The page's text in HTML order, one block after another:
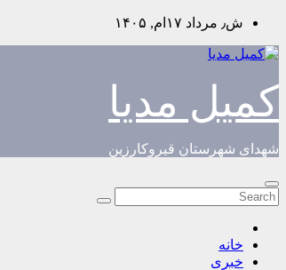
Skip
content
ش٫ مرداد ۱۷ام, ۱۴۰۵
کمیل مدیا
شهدای شهرستان قیروکارزین
خانه
خبری